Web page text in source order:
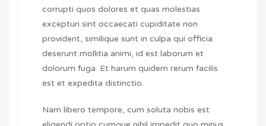
corrupti quos dolores et quas molestias
excepturi sint occaecati cupiditate non
provident, similique sunt in culpa qui officia
deserunt mollitia animi, id est laborum et
dolorum fuga. Et harum quidem rerum facilis
est et expedita distinctio.
Nam libero tempore, cum soluta nobis est